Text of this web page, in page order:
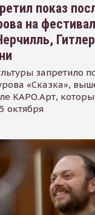
показ
на
запретило
«Сказка»,
КАРО.Арт,
октября